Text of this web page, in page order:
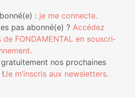
: je me connecte.
pas abonné(e) ? Accé­dez
de FONDAMENTAL en sous­cri­
nos pro­chaines
Je m’ins­cris aux newsletters.